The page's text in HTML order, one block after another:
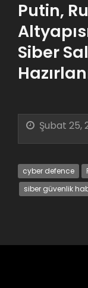
Putin,
Siber
Şubat 25,
cyber defence
siber güvenlik